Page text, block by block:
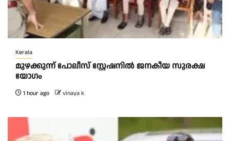
Kerala
മുഴക്കുന്ന് പോലീസ് സ്റ്റേഷനിൽ ജനകീയ സുരക്ഷ
യോഗം
1 hour ago vinaya k